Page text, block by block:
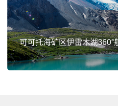
可可托海矿区伊雷木湖360°